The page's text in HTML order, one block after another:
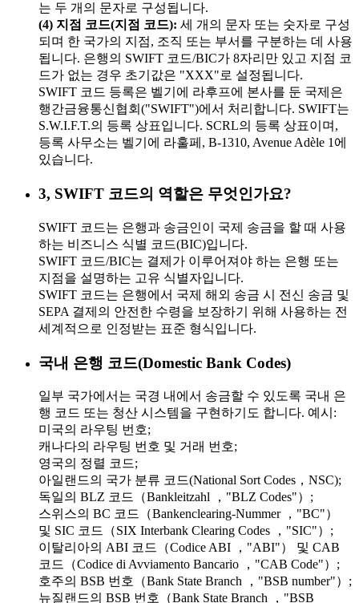
는 두 개의 문자로 구성됩니다.
(4) 지점 코드(지점 코드): 세 개의 문자 또는 숫자로 구성
되며 한 국가의 지점, 조직 또는 부서를 구분하는 데 사용
됩니다. 은행의 SWIFT 코드/BIC가 8자리만 있고 지점 코
드가 없는 경우 초기값은 "XXX"로 설정됩니다.
SWIFT 코드 등록은 벨기에 라후프에 본사를 둔 국제은
행간금융통신협회("SWIFT")에서 처리합니다. SWIFT는
S.W.I.F.T.의 등록 상표입니다. SCRL의 등록 상표이며,
등록 사무소는 벨기에 라훌페, B-1310, Avenue Adèle 1에
있습니다.
3, SWIFT 코드의 역할은 무엇인가요?
SWIFT 코드는 은행과 송금인이 국제 송금을 할 때 사용
하는 비즈니스 식별 코드(BIC)입니다.
SWIFT 코드/BIC는 결제가 이루어져야 하는 은행 또는
지점을 설명하는 고유 식별자입니다.
SWIFT 코드는 은행에서 국제 해외 송금 시 전신 송금 및
SEPA 결제의 안전한 수령을 보장하기 위해 사용하는 전
세계적으로 인정받는 표준 형식입니다.
국내 은행 코드(Domestic Bank Codes)
일부 국가에서는 국경 내에서 송금할 수 있도록 국내 은
행 코드 또는 청산 시스템을 구현하기도 합니다. 예시:
미국의 라우팅 번호;
캐나다의 라우팅 번호 및 거래 번호;
영국의 정렬 코드;
아일랜드의 국가 분류 코드(National Sort Codes，NSC);
독일의 BLZ 코드（Bankleitzahl ，"BLZ Codes"）;
스위스의 BC 코드（Bankenclearing-Nummer ，"BC"）
및 SIC 코드（SIX Interbank Clearing Codes ，"SIC"）;
이탈리아의 ABI 코드（Codice ABI ，"ABI"） 및 CAB
코드（Codice di Avviamento Bancario ，"CAB Code"）;
호주의 BSB 번호（Bank State Branch ，"BSB number"）;
뉴질랜드의 BSB 번호（Bank State Branch ，"BSB